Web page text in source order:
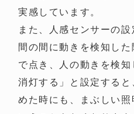
実感しています。
また、人感センサーの
間の間に動きを検知し
で点き、人の動きを検
消灯する」と設定する
めた時にも、まぶしい